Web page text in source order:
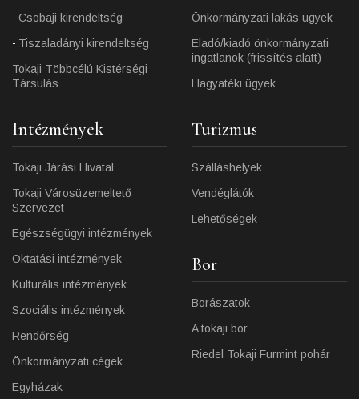
Csobaji kirendeltség
Tiszaladányi kirendeltség
Tokaji Többcélú Kistérségi
Társulás
Önkormányzati lakás ügyek
Eladó/kiadó önkormányzati
ingatlanok (frissítés alatt)
Hagyatéki ügyek
Intézmények
Tokaji Járási Hivatal
Tokaji Városüzemeltető
Szervezet
Egészségügyi intézmények
Oktatási intézmények
Kulturális intézmények
Szociális intézmények
Rendőrség
Önkormányzati cégek
Egyházak
Turizmus
Szálláshelyek
Vendéglátók
Lehetőségek
Bor
Borászatok
A tokaji bor
Riedel Tokaji Furmint pohár